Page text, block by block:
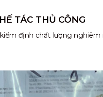
TÁC THỦ CÔNG
định chất lượng